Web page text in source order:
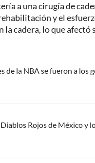
a una cirugía de
y el
cadera, lo que
de la NBA se fueron a los
Rojos de México y